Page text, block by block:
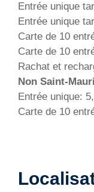
Entrée unique
Entrée unique
Carte de 10
Carte de 10
Rachat et
Non Saint-
Entrée unique:
Carte de 10